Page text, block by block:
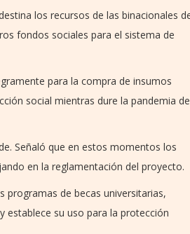
los recursos de las binacionales
fondos sociales para el sistema de
para la compra de insumos
social mientras dure la pandemia
Señaló que en estos momentos los
en la reglamentación del proyecto.
de becas universitarias,
establece su uso para la protección